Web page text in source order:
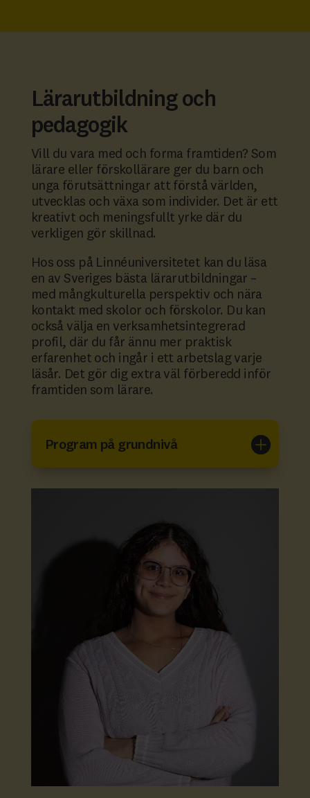
Lärarutbildning och
pedagogik
Vill du vara med och forma framtiden? Som
lärare eller förskollärare ger du barn och
unga förutsättningar att förstå världen,
utvecklas och växa som individer. Det är ett
kreativt och meningsfullt yrke där du
verkligen gör skillnad.
Hos oss på Linnéuniversitetet kan du läsa
en av Sveriges bästa lärarutbildningar –
med mångkulturella perspektiv och nära
kontakt med skolor och förskolor. Du kan
också välja en verksamhetsintegrerad
profil, där du får ännu mer praktisk
erfarenhet och ingår i ett arbetslag varje
läsår. Det gör dig extra väl förberedd inför
framtiden som lärare.
Program på grundnivå